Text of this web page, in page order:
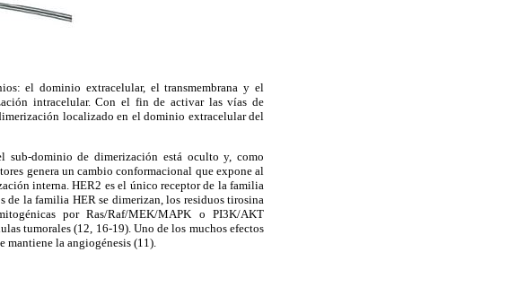
el dominio extracelular, el transmembrana y el
intracelular. Con el fin de activar las vías de
localizado en el dominio extracelular del
sub-dominio de dimerización está oculto y, como
genera un cambio conformacional que expone al
interna. HER2 es el único receptor de la familia
de la familia HER se dimerizan, los residuos tirosina
por Ras/Raf/MEK/MAPK o PI3K/AKT
tumorales (12, 16-19). Uno de los muchos efectos
mantiene la angiogénesis (11).